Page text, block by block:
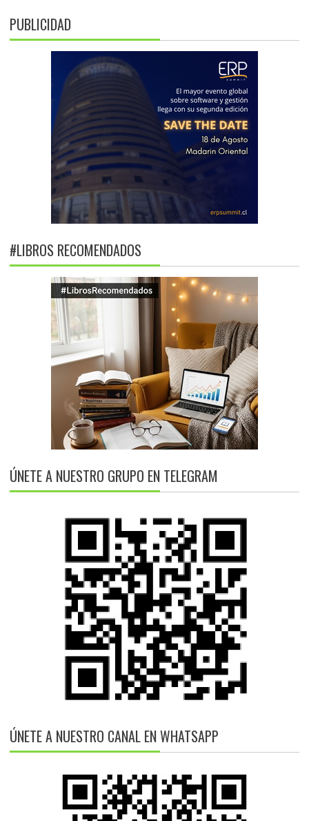
PUBLICIDAD
#LIBROS RECOMENDADOS
ÚNETE A NUESTRO GRUPO EN TELEGRAM
ÚNETE A NUESTRO CANAL EN WHATSAPP